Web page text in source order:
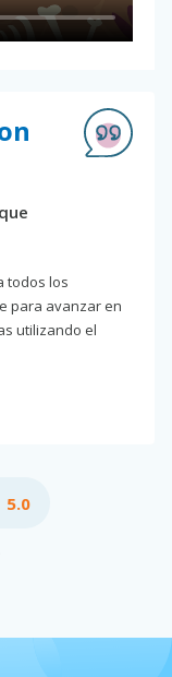
todos los
para avanzar en
utilizando el
5.0